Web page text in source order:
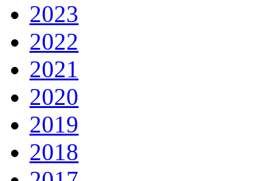
2023
2022
2021
2020
2019
2018